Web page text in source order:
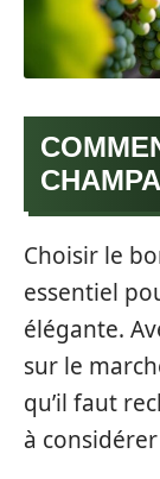
Choisir le
essentiel
élégante.
sur le
qu’il faut
à